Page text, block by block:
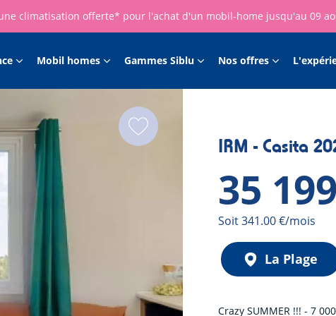
climatisation offerte* pour l'achat d'un mobil-home jusqu'au 09
Mobil homes Gammes Siblu Nos offres
IRM - Casita
35
Mensualité
Soit 341.00 €/mois
La Plage
Crazy SUMMER !!! - 7